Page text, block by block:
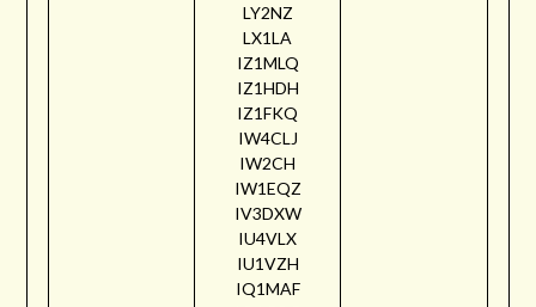
LY2NZ
LX1LA
IZ1MLQ
IZ1HDH
IZ1FKQ
IW4CLJ
IW2CH
IW1EQZ
IV3DXW
IU4VLX
IU1VZH
IQ1MAF